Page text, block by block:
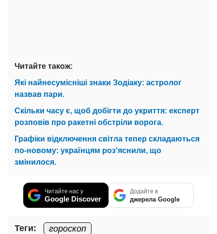
Читайте також:
Які найнесумісніші знаки Зодіаку: астролог
назвав пари.
Скільки часу є, щоб добігти до укриття: експерт
розповів про ракетні обстріли ворога.
Графіки відключення світла тепер складаються
по-новому: українцям роз'яснили, що
змінилося.
Читайте нас у
Google Discover
Додайте в
джерела Google
Теги:
гороскоп